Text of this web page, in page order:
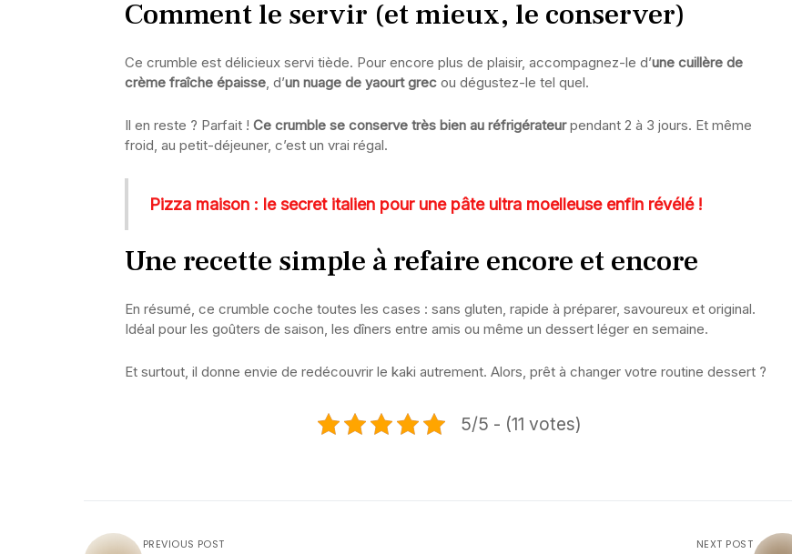
Comment le servir (et mieux, le conserver)
Ce crumble est délicieux servi tiède. Pour encore plus de plaisir, accompagnez-le d’une cuillère de
crème fraîche épaisse, d’un nuage de yaourt grec ou dégustez-le tel quel.
Il en reste ? Parfait ! Ce crumble se conserve très bien au réfrigérateurpendant 2 à 3 jours. Et même
froid, au petit-déjeuner, c’est un vrai régal.
Pizza maison : le secret italien pour une pâte ultra moelleuse enfin révélé !
Une recette simple à refaire encore et encore
En résumé, ce crumble coche toutes les cases : sans gluten, rapide à préparer, savoureux et original.
Idéal pour les goûters de saison, les dîners entre amis ou même un dessert léger en semaine.
Et surtout, il donne envie de redécouvrir le kaki autrement. Alors, prêt à changer votre routine dessert ?
5/5 - (11 votes)
PREVIOUS POST NEXT POST